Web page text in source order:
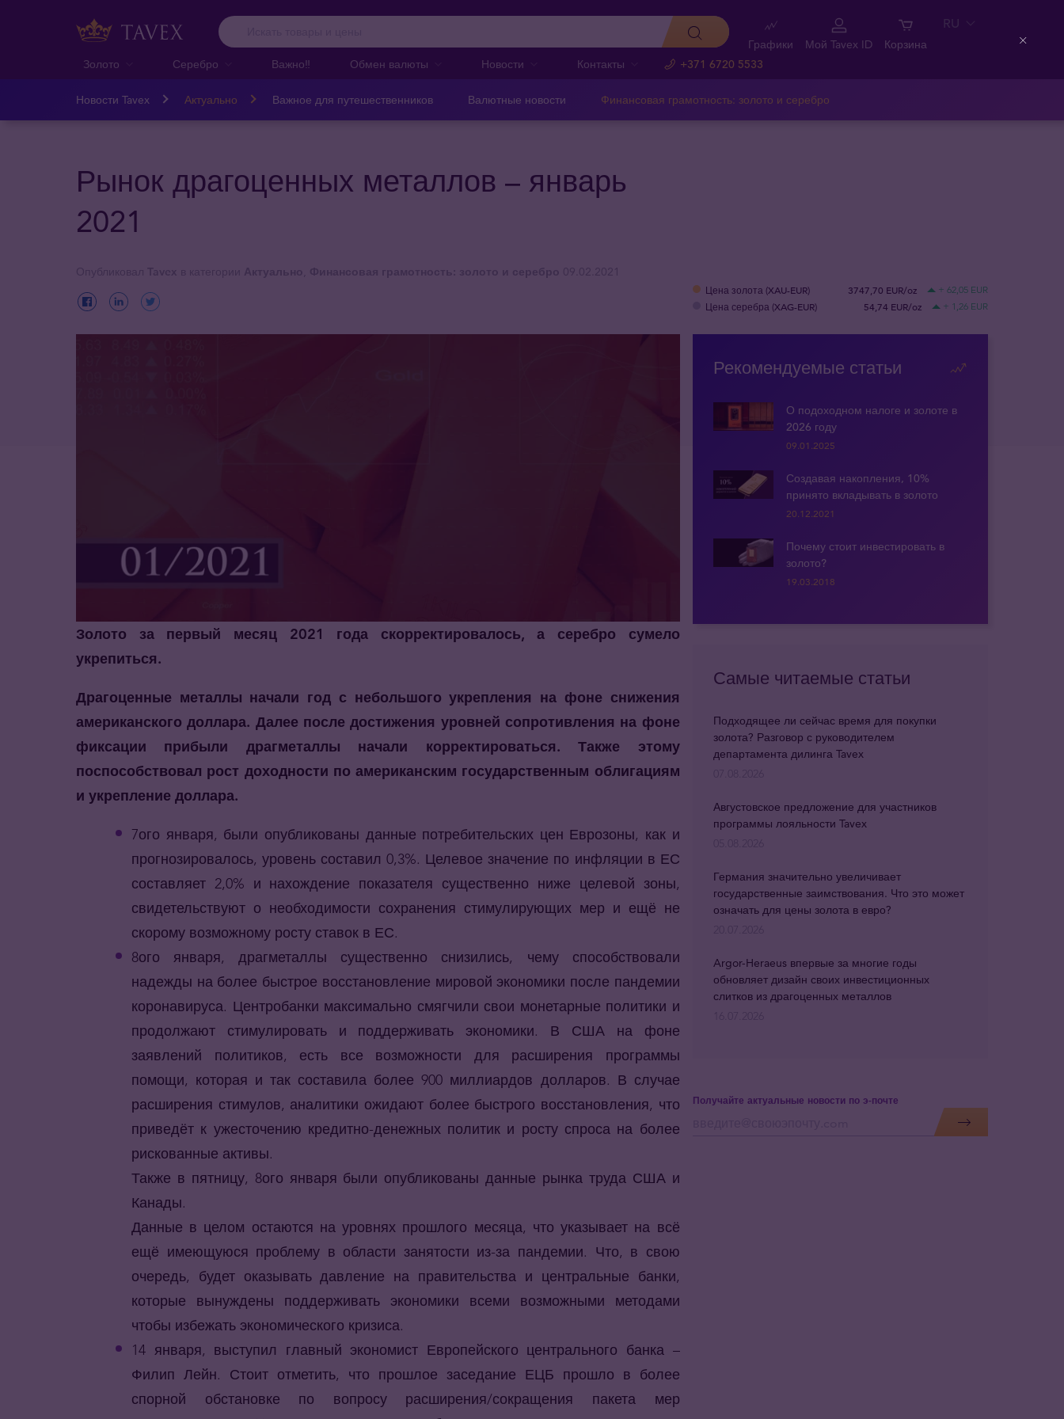
Золото Серебро Важно‼️ Обмен валюты Новости Контакты +371 6720 5533
Графики Мой Tavex ID Корзина
RU
Новости Tavex Актуально Важное для путешественников Валютные новости Финансовая грамотность: золото и серебро
Рынок драгоценных металлов – январь
2021
Цена золота (XAU-EUR) 3747,70 EUR/oz + 62,05 EUR
Цена серебра (XAG-EUR) 54,74 EUR/oz + 1,26 EUR
Золото за первый месяц 2021 года скорректировалось, а серебро сумело
укрепиться.
Драгоценные металлы начали год с небольшого укрепления на фоне снижения
американского доллара. Далее после достижения уровней сопротивления на фоне
фиксации прибыли драгметаллы начали корректироваться. Также этому
поспособствовал рост доходности по американским государственным облигациям
и укрепление доллара.
7ого января, были опубликованы данные потребительских цен Еврозоны, как и
прогнозировалось, уровень составил 0,3%. Целевое значение по инфляции в ЕС
составляет 2,0% и нахождение показателя существенно ниже целевой зоны,
свидетельствуют о необходимости сохранения стимулирующих мер и ещё не
скорому возможному росту ставок в ЕС.
8ого января, драгметаллы существенно снизились, чему способствовали
надежды на более быстрое восстановление мировой экономики после пандемии
коронавируса. Центробанки максимально смягчили свои монетарные политики и
продолжают стимулировать и поддерживать экономики. В США на фоне
заявлений политиков, есть все возможности для расширения программы
помощи, которая и так составила более 900 миллиардов долларов. В случае
расширения стимулов, аналитики ожидают более быстрого восстановления, что
приведёт к ужесточению кредитно-денежных политик и росту спроса на более
рискованные активы.
Также в пятницу, 8ого января были опубликованы данные рынка труда США и
Канады.
Данные в целом остаются на уровнях прошлого месяца, что указывает на всё
ещё имеющуюся проблему в области занятости из-за пандемии. Что, в свою
очередь, будет оказывать давление на правительства и центральные банки,
которые вынуждены поддерживать экономики всеми возможными методами
чтобы избежать экономического кризиса.
14 января, выступил главный экономист Европейского центрального банка –
Филип Лейн. Стоит отметить, что прошлое заседание ЕЦБ прошло в более
спорной обстановке по вопросу расширения/сокращения пакета мер
Рекомендуемые статьи
О подоходном налоге и золоте в
2026 году
09.01.2025
Создавая накопления, 10%
принято вкладывать в золото
20.12.2021
Почему стоит инвестировать в
золото?
19.03.2018
Получайте актуальные новости по э-почте
Самые читаемые статьи
Подходящее ли сейчас время для покупки
золота? Разговор с руководителем
департамента дилинга Tavex
Августовское предложение для участников
программы лояльности Tavex
Германия значительно увеличивает
государственные заимствования. Что это может
означать для цены золота в евро?
Argor-Heraeus впервые за многие годы
обновляет дизайн своих инвестиционных
слитков из драгоценных металлов
Close